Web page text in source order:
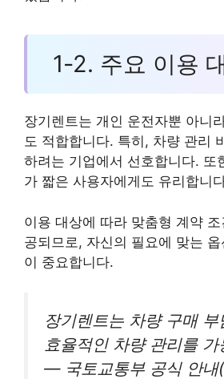
1-2. 주요 이용
장기렌트는 개인 운전자뿐 아니
도 적합합니다. 특히, 차량 관리
하려는 기업에서 선호합니다. 또
가 짧은 사용자에게도 유리합니
이용 대상에 따라 맞춤형 계약
공되므로, 자신의 필요에 맞는
이 중요합니다.
장기렌트는 차량 구매
효율적인 차량 관리를
— 국토교통부 공식 안